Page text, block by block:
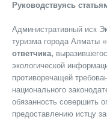
Руководствуясь
Административный иск
туризма города Алматы
ответчика,
экологической
противоречащей
национального
обязанность совершить
предоставлению истцу